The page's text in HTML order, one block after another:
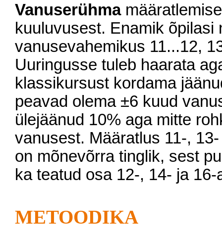
Vanuserühma
kuuluvusest. Enamik
vanusevahemikus 11...12,
Uuringusse tuleb haarata
klassikursust kordama
peavad olema ±6 kuud
ülejäänud 10% aga mitte
vanusest. Määratlus 11-,
on mõnevõrra tinglik, sest
ka teatud osa 12-, 14- ja
METOODIKA